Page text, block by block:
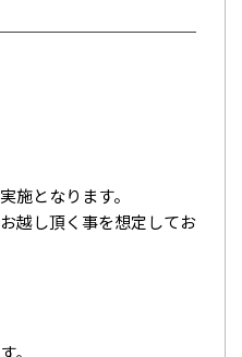
￣￣￣￣￣￣￣￣￣￣￣
施となります。
越し頂く事を想定してお